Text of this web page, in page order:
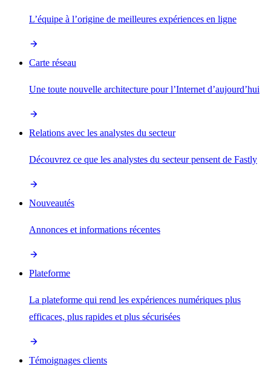
L’équipe à l’origine de meilleures expériences en ligne
Carte réseau
Une toute nouvelle architecture pour l’Internet d’aujourd’hui
Relations avec les analystes du secteur
Découvrez ce que les analystes du secteur pensent de Fastly
Nouveautés
Annonces et informations récentes
Plateforme
La plateforme qui rend les expériences numériques plus
efficaces, plus rapides et plus sécurisées
Témoignages clients